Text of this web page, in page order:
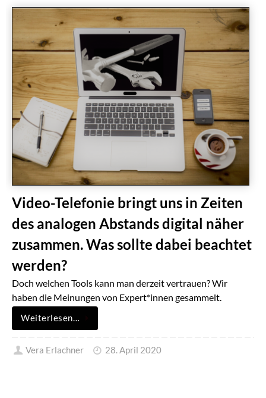
Video-Telefonie bringt uns in Zeiten
des analogen Abstands digital näher
zusammen. Was sollte dabei beachtet
werden?
Doch welchen Tools kann man derzeit vertrauen? Wir
haben die Meinungen von Expert*innen gesammelt.
Weiterlesen…
Vera Erlachner 28. April 2020